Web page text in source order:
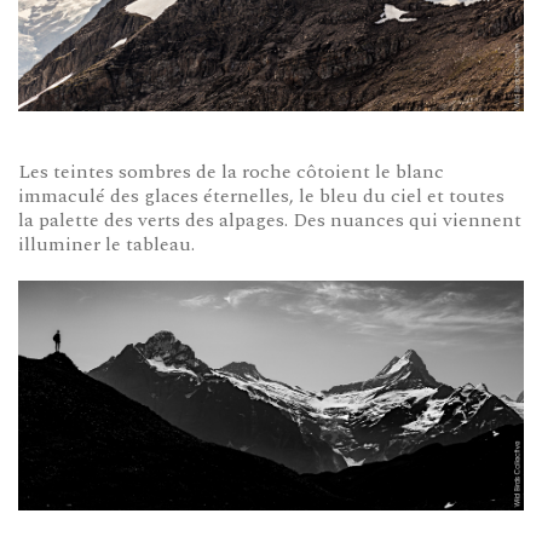
Les teintes sombres de la roche côtoient le blanc
immaculé des glaces éternelles, le bleu du ciel et toutes
la palette des verts des alpages. Des nuances qui viennent
illuminer le tableau.